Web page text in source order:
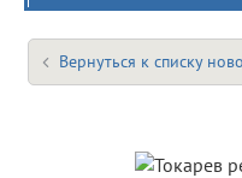
Вернуться к списку